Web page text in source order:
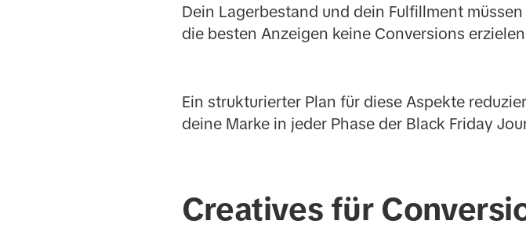
Dein Lagerbestand und dein Fulfillment
die besten Anzeigen keine Conversions
Ein strukturierter Plan für diese Aspekte
deine Marke in jeder Phase der Black Friday
Creatives für